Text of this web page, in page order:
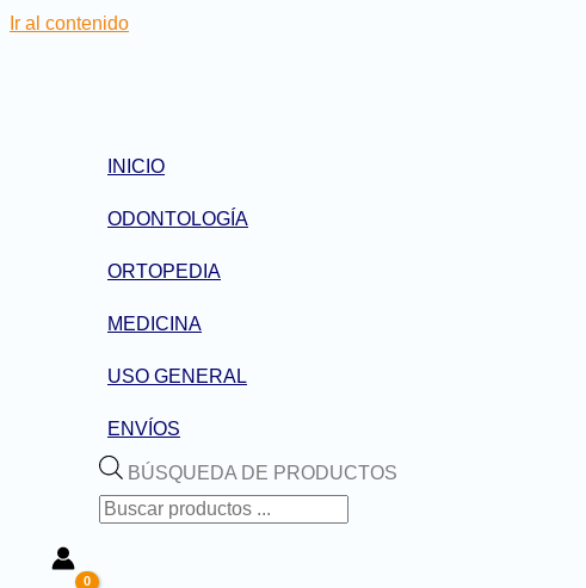
Ir al contenido
INICIO
ODONTOLOGÍA
ORTOPEDIA
MEDICINA
USO GENERAL
ENVÍOS
BÚSQUEDA DE PRODUCTOS